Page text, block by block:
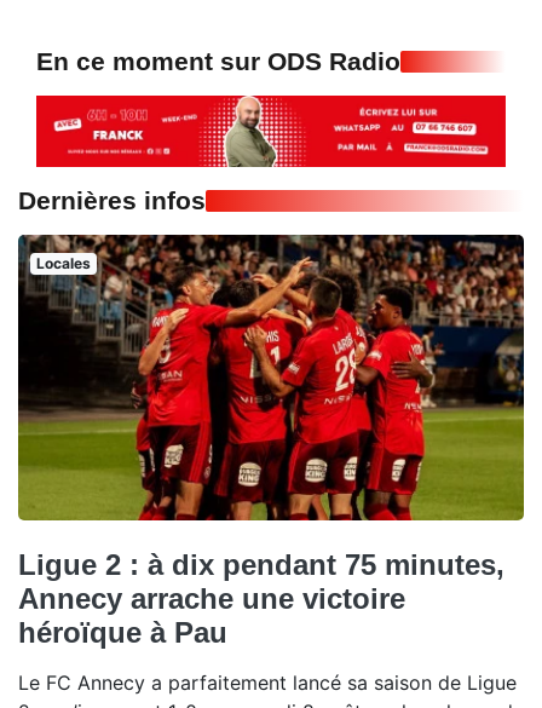
En ce moment sur ODS Radio
Dernières infos
Locales
Ligue 2 : à dix pendant 75 minutes,
Annecy arrache une victoire
héroïque à Pau
Le FC Annecy a parfaitement lancé sa saison de Ligue